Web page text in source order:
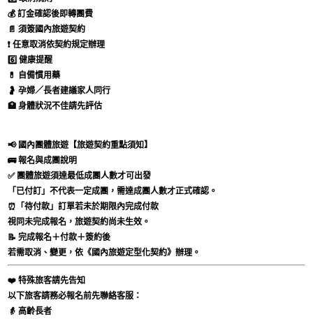
💰 訂金確認後即轉團費
📄 須簽國內旅遊契約
❗ 任意取消依契約規定辦理
6️⃣ 健康提醒
💊 自備慣用藥
🤰 孕婦／長者建議家人同行
🏥 身體狀況不佳請先評估
📢 國內團體旅遊【旅遊契約重點須知】
🚌 報名與成團說明
✅ 團體旅遊須達最低成團人數才可出發
「已付訂」不代表一定成團，需達成團人數才正式確認。
⏰「待付款」訂單若未於期限內完成付款
視同未完成報名，旅遊契約尚未生效。
📝 完成報名＋付款＋簽約後
若需取消、變更，依《國內旅遊定型化契約》辦理。
❤️ 特殊旅客請先告知
以下旅客請務必報名前先聯絡客服：
👵 高齡長者